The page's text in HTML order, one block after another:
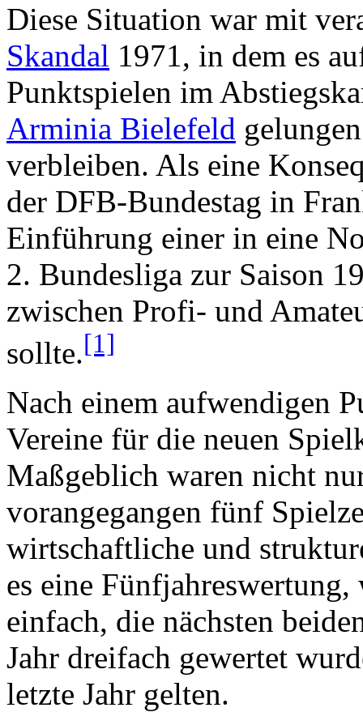
Diese Situation war mit
Skandal 1971, in dem es
Punktspielen im
Arminia Bielefeld
verbleiben. Als eine
der DFB-Bundestag in
Einführung einer in eine
2. Bundesliga zur Saison
zwischen Profi- und
sollte.[1]
Nach einem aufwendigen
Vereine für die neuen
Maßgeblich waren nicht
vorangegangen fünf
wirtschaftliche und
es eine
einfach, die nächsten
Jahr dreifach gewertet
letzte Jahr gelten.